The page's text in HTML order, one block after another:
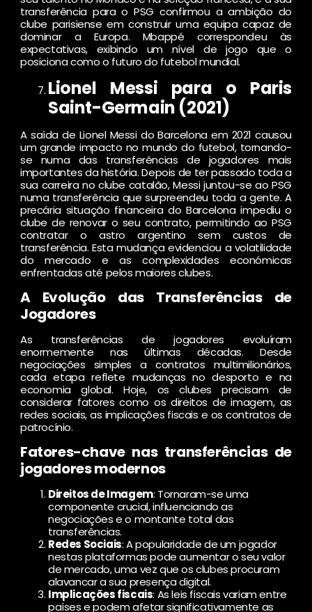
transferência para o PSG confirmou a ambição do
clube parisiense em construir uma equipa capaz de
dominar a Europa. Mbappé correspondeu às
expectativas, exibindo um nível de jogo que o
posiciona como o futuro do futebol mundial.
Lionel Messi para o Paris
Saint-Germain (2021)
A saída de Lionel Messi do Barcelona em 2021 causou
um grande impacto no mundo do futebol, tornando-
se numa das transferências de jogadores mais
importantes da história. Depois de ter passado toda a
sua carreira no clube catalão, Messi juntou-se ao PSG
numa transferência que surpreendeu toda a gente. A
precária situação financeira do Barcelona impediu o
clube de renovar o seu contrato, permitindo ao PSG
contratar o astro argentino sem custos de
transferência. Esta mudança evidenciou a volatilidade
do mercado e as complexidades económicas
enfrentadas até pelos maiores clubes.
A Evolução das Transferências de
Jogadores
As transferências de jogadores evoluíram
enormemente nas últimas décadas. Desde
negociações simples a contratos multimilionários,
cada etapa reflete mudanças no desporto e na
economia global. Hoje, os clubes precisam de
considerar fatores como os direitos de imagem, as
redes sociais, as implicações fiscais e os contratos de
patrocínio.
Fatores-chave nas transferências de
jogadores modernos
Direitos de Imagem: Tornaram-se uma
componente crucial, influenciando as
negociações e o montante total das
transferências.
Redes Sociais: A popularidade de um jogador
nestas plataformas pode aumentar o seu valor
de mercado, uma vez que os clubes procuram
alavancar a sua presença digital.
Implicações fiscais: As leis fiscais variam entre
países e podem afetar significativamente as